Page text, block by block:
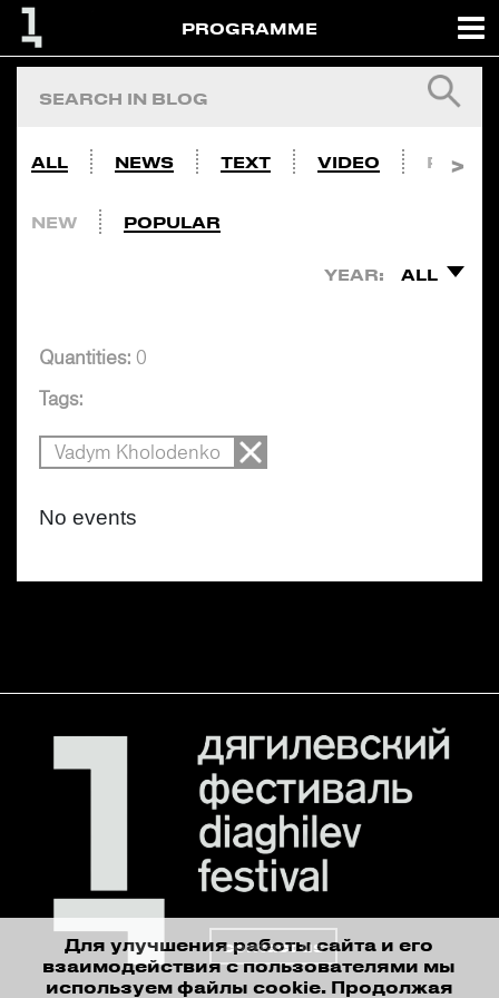
PROGRAMME
ALL NEWS TEXT VIDEO PHOTO
NEW POPULAR
YEAR: ALL
Quantities: 0
Tags:
Vadym Kholodenko
No events
contact us
Для улучшения работы сайта и его
взаимодействия с пользователями мы
используем файлы cookie. Продолжая